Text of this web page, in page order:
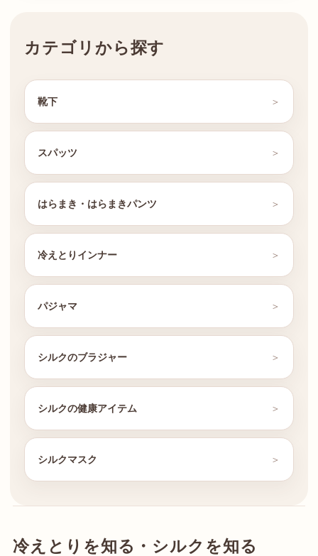
カテゴリから探す
靴下
スパッツ
はらまき・はらまきパンツ
冷えとりインナー
パジャマ
シルクのブラジャー
シルクの健康アイテム
シルクマスク
冷えとりを知る・シルクを知る